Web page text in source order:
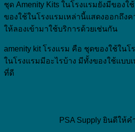
ชุด Amenity Kits ในโรงแรมยังมีของ
ของใช้ในโรงแรมเหล่านี้แสดงออกถึง
ให้ลองเข้ามาใช้บริการด้วยเช่นกัน
amenity kit โรงแรม คือ ชุดของใช้ใน
ในโรงแรมมีอะไรบ้าง มีทั้งของใช้แบบ
ที่ดี
PSA Supply ยินดีให้